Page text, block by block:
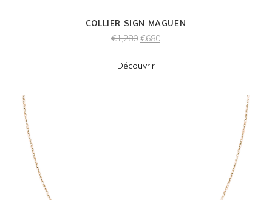
COLLIER SIGN MAGUEN
€1,280 €680
Découvrir